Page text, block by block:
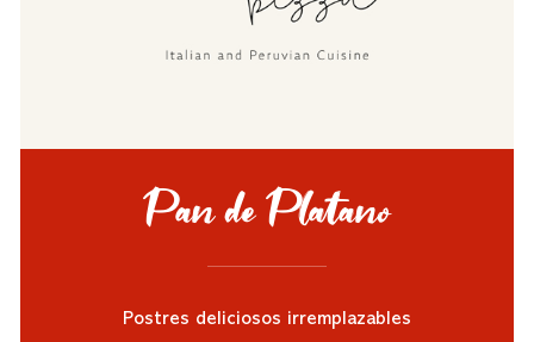
Pan de Platano
Postres deliciosos irremplazables